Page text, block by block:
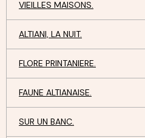
VIEILLES MAISONS.
ALTIANI, LA NUIT.
FLORE PRINTANIERE.
FAUNE ALTIANAISE.
SUR UN BANC.